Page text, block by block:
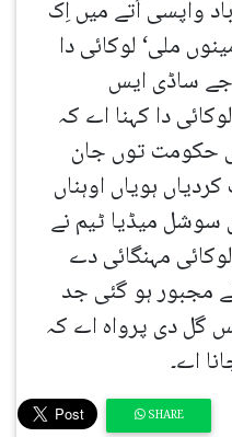
واپسی اُتے میں اِک
ملی‘ لوکائی دا
ساڈی ایس
دا کہنا اے کہ
حکومت توں جان
ہویاں اوہناں
سوشل میڈیا ٹیم نے
لوکائی مہنگائی دے
مجبور ہو گئی جد
گل دی پرواہ اے کہ
اے۔
SHARE